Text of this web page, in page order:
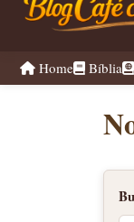
Home Bíblia